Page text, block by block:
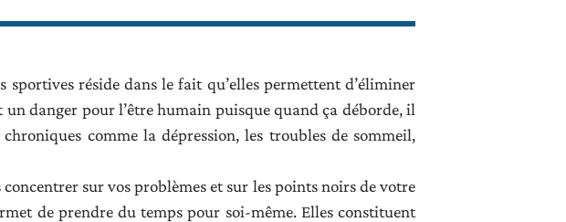
réside dans le fait qu’elles permettent d’éliminer
un danger pour l’être humain puisque quand ça déborde, il
comme la dépression, les troubles de sommeil,
sur vos problèmes et sur les points noirs de votre
de prendre du temps pour soi-même. Elles constituent